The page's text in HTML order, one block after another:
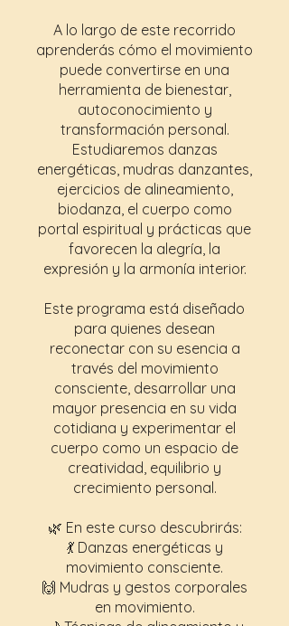
A lo largo de este recorrido
aprenderás cómo el movimiento
puede convertirse en una
herramienta de bienestar,
autoconocimiento y
transformación personal.
Estudiaremos danzas
energéticas, mudras danzantes,
ejercicios de alineamiento,
biodanza, el cuerpo como
portal espiritual y prácticas que
favorecen la alegría, la
expresión y la armonía interior.
Este programa está diseñado
para quienes desean
reconectar con su esencia a
través del movimiento
consciente, desarrollar una
mayor presencia en su vida
cotidiana y experimentar el
cuerpo como un espacio de
creatividad, equilibrio y
crecimiento personal.
🌿 En este curso descubrirás:
💃 Danzas energéticas y
movimiento consciente.
🙌 Mudras y gestos corporales
en movimiento.